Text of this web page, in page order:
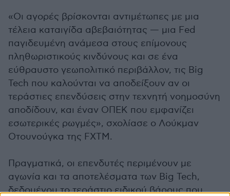
«Οι αγορές βρίσκονται αντιμέτωπες με μια
τέλεια καταιγίδα αβεβαιότητας — μια Fed
παγιδευμένη ανάμεσα στους επίμονους
πληθωριστικούς κινδύνους και σε ένα
εύθραυστο γεωπολιτικό περιβάλλον, τις Big
Tech που καλούνται να αποδείξουν αν οι
τεράστιες επενδύσεις στην τεχνητή νοημοσύνη
αποδίδουν, και έναν ΟΠΕΚ που εμφανίζει
εσωτερικές ρωγμές», σχολίασε ο Λούκμαν
Οτουνούγκα της FXTM.
Πραγματικά, οι επενδυτές περιμένουν με
αγωνία και τα αποτελέσματα των Big Tech,
δεδομένου το τεράστιο ειδικού βάρους που